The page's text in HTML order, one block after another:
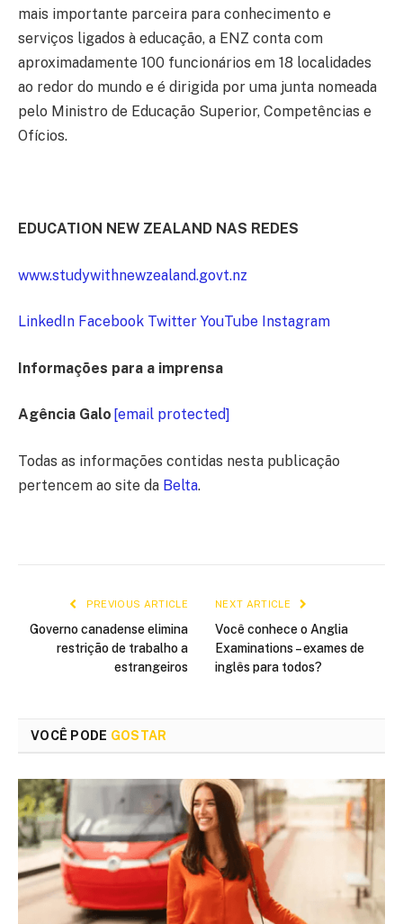
mais importante parceira para conhecimento e
serviços ligados à educação, a ENZ conta com
aproximadamente 100 funcionários em 18 localidades
ao redor do mundo e é dirigida por uma junta nomeada
pelo Ministro de Educação Superior, Competências e
Ofícios.
EDUCATION NEW ZEALAND NAS REDES
www.studywithnewzealand.govt.nz
LinkedIn Facebook Twitter YouTube Instagram
Informações para a imprensa
Agência Galo [email protected]
Todas as informações contidas nesta publicação
pertencem ao site da Belta.
PREVIOUS ARTICLE
Governo canadense elimina
restrição de trabalho a
estrangeiros
NEXT ARTICLE
Você conhece o Anglia
Examinations – exames de
inglês para todos?
VOCÊ PODE GOSTAR